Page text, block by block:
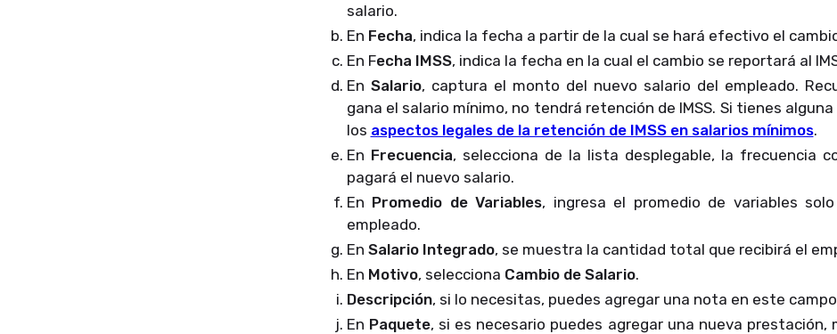
salario.
En Fecha, indica la fecha a partir de la cual se hará efectivo el
En Fecha IMSS, indica la fecha en la cual el cambio se reportará al
En Salario, captura el monto del nuevo salario del empleado.
gana el salario mínimo, no tendrá retención de IMSS. Si tienes
los aspectos legales de la retención de IMSS en salarios mínimos.
En Frecuencia, selecciona de la lista desplegable, la frecuencia
pagará el nuevo salario.
En Promedio de Variables, ingresa el promedio de variables
empleado.
En Salario Integrado, se muestra la cantidad total que recibirá el
En Motivo, selecciona Cambio de Salario.
Descripción, si lo necesitas, puedes agregar una nota en este
En Paquete, si es necesario puedes agregar una nueva prestación,